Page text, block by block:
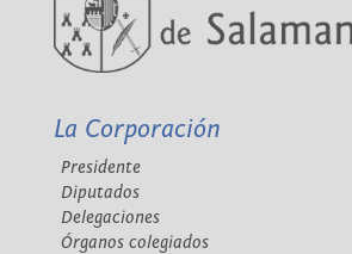
La Corporación
Presidente
Diputados
Delegaciones
Órganos colegiados